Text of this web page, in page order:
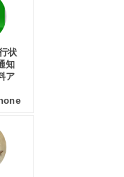
状
知
ア